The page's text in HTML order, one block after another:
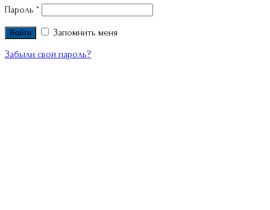
Пароль *
Войти
Запомнить меня
Забыли свой пароль?